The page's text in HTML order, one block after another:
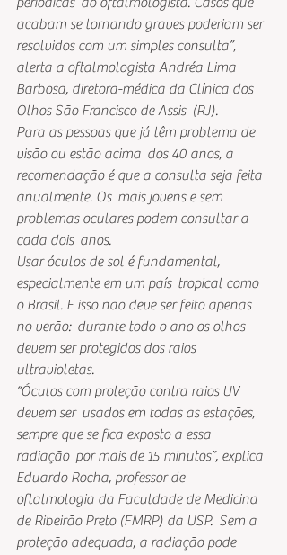
acabam se tornando graves poderiam ser
resolvidos com um simples consulta”,
alerta a oftalmologista Andréa Lima
Barbosa, diretora-médica da Clínica dos
Olhos São Francisco de Assis  (RJ).
Para as pessoas que já têm problema de
visão ou estão acima  dos 40 anos, a
recomendação é que a consulta seja feita
anualmente. Os  mais jovens e sem
problemas oculares podem consultar a
cada dois  anos.
Usar óculos de sol é fundamental,
especialmente em um país  tropical como
o Brasil. E isso não deve ser feito apenas
no verão:  durante todo o ano os olhos
devem ser protegidos dos raios
ultravioletas.
“Óculos com proteção contra raios UV
devem ser  usados em todas as estações,
sempre que se fica exposto a essa
radiação  por mais de 15 minutos”, explica
Eduardo Rocha, professor de
oftalmologia da Faculdade de Medicina
de Ribeirão Preto (FMRP) da USP.  Sem a
proteção adequada, a radiação pode